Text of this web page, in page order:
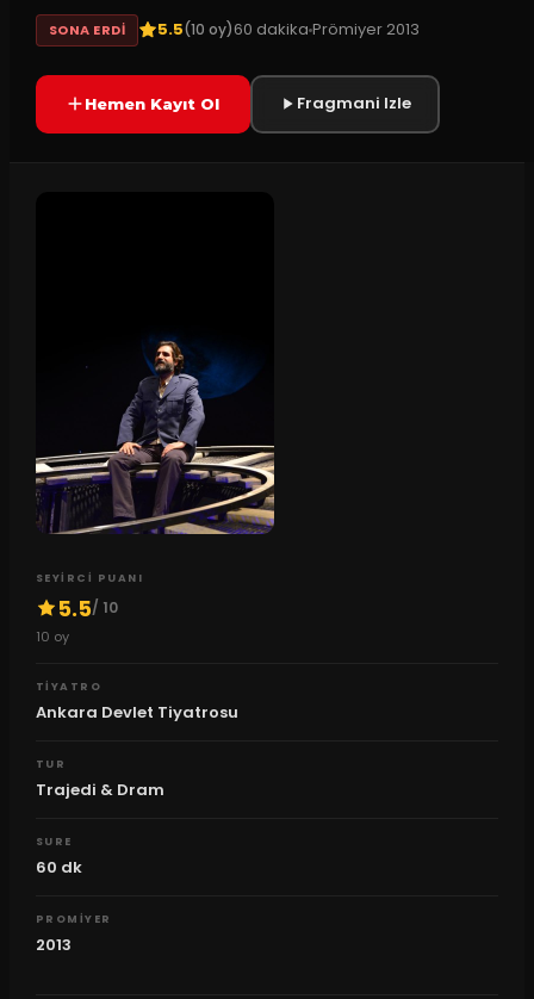
SONA ERDI 5.5(10 oy)60 dakikaPrömiyer 2013
Hemen Kayıt Ol Fragmani Izle
SEYIRCI PUANI
5.5/ 10
10 oy
TIYATRO
Ankara Devlet Tiyatrosu
TUR
Trajedi & Dram
SURE
60 dk
PROMIYER
2013